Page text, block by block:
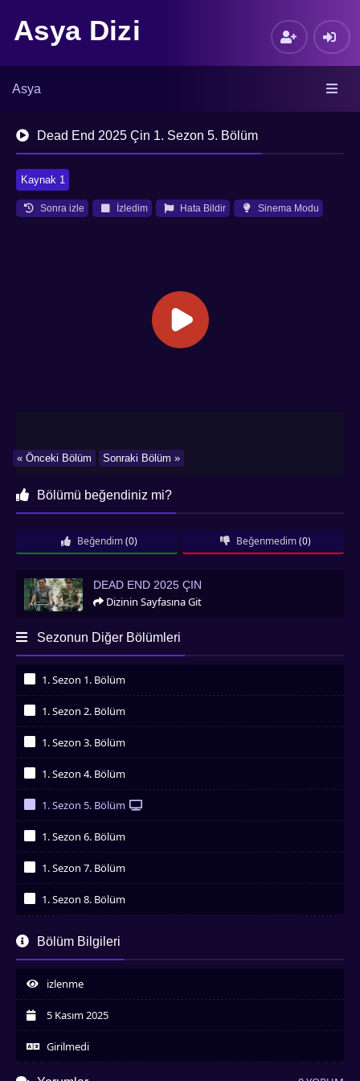
Asya Dizi
Asya
Dead End 2025 Çin 1. Sezon 5. Bölüm
Kaynak 1
Sonra izle İzledim Hata Bildir Sinema Modu
Sonraki Bölüm »
« Önceki Bölüm
Bölümü beğendiniz mi?
Beğendim (0) Beğenmedim (0)
Dead End 2025 Çin
DEAD END 2025 ÇIN
Dizinin Sayfasına Git
Sezonun Diğer Bölümleri
1. Sezon 1. Bölüm
1. Sezon 2. Bölüm
1. Sezon 3. Bölüm
1. Sezon 4. Bölüm
1. Sezon 5. Bölüm
1. Sezon 6. Bölüm
1. Sezon 7. Bölüm
1. Sezon 8. Bölüm
İzledim
İzledim
1. Sezon 10. Bölüm
Bölüm Bilgileri
izlenme
5 Kasım 2025
Girilmedi